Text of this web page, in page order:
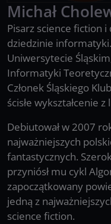
Michał
Pisarz science fiction
dziedzinie
Uniwersytecie
Informatyki
Członek Śląskiego
ścisłe wykształcenie
Debiutował w 2007
najważniejszych
fantastycznych.
przyniósł mu cykl
zapoczątkowany
jedną z
science fiction.